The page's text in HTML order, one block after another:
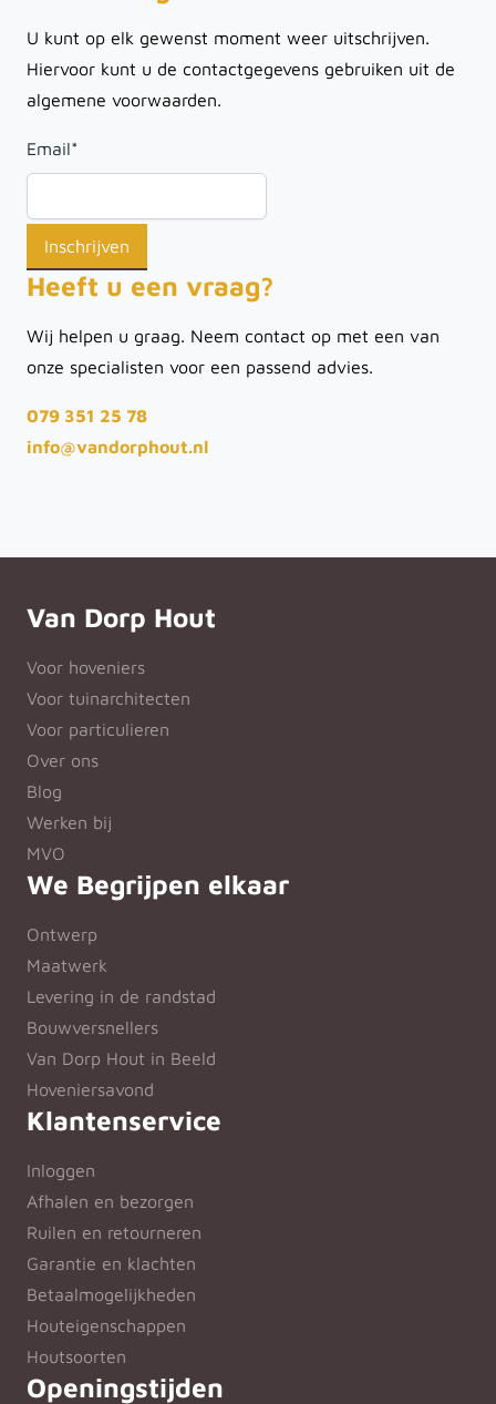
U kunt op elk gewenst moment weer uitschrijven.
Hiervoor kunt u de contactgegevens gebruiken uit de
algemene voorwaarden.
Email*
Heeft u een vraag?
Wij helpen u graag. Neem contact op met een van
onze specialisten voor een passend advies.
079 351 25 78
info@vandorphout.nl
Van Dorp Hout
Voor hoveniers
Voor tuinarchitecten
Voor particulieren
Over ons
Blog
Werken bij
MVO
We Begrijpen elkaar
Ontwerp
Maatwerk
Levering in de randstad
Bouwversnellers
Van Dorp Hout in Beeld
Hoveniersavond
Klantenservice
Inloggen
Afhalen en bezorgen
Ruilen en retourneren
Garantie en klachten
Betaalmogelijkheden
Houteigenschappen
Houtsoorten
Openingstijden